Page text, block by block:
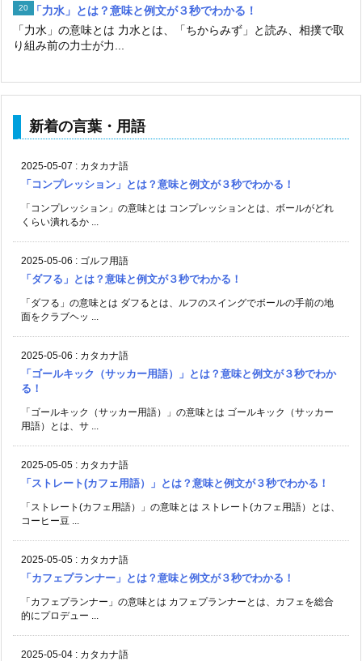
「力水」とは？意味と例文が３秒でわかる！
「力水」の意味とは 力水とは、「ちからみず」と読み、相撲で取
り組み前の力士が力...
新着の言葉・用語
2025-05-07 : カタカナ語
「コンプレッション」とは？意味と例文が３秒でわかる！
「コンプレッション」の意味とは コンプレッションとは、ボールがどれ
くらい潰れるか ...
2025-05-06 : ゴルフ用語
「ダフる」とは？意味と例文が３秒でわかる！
「ダフる」の意味とは ダフるとは、ルフのスイングでボールの手前の地
面をクラブヘッ ...
2025-05-06 : カタカナ語
「ゴールキック（サッカー用語）」とは？意味と例文が３秒でわか
る！
「ゴールキック（サッカー用語）」の意味とは ゴールキック（サッカー
用語）とは、サ ...
2025-05-05 : カタカナ語
「ストレート(カフェ用語）」とは？意味と例文が３秒でわかる！
「ストレート(カフェ用語）」の意味とは ストレート(カフェ用語）とは、
コーヒー豆 ...
2025-05-05 : カタカナ語
「カフェプランナー」とは？意味と例文が３秒でわかる！
「カフェプランナー」の意味とは カフェプランナーとは、カフェを総合
的にプロデュー ...
2025-05-04 : カタカナ語